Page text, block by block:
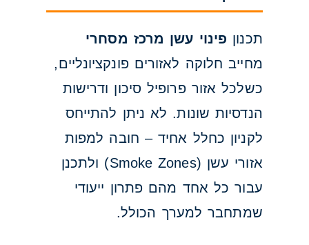
תכנון פינוי עשן מרכז מסחרי
מחייב חלוקה לאזורים פונקציונליים,
כשלכל אזור פרופיל סיכון ודרישות
הנדסיות שונות. לא ניתן להתייחס
לקניון כחלל אחיד – חובה למפות
אזורי עשן (Smoke Zones) ולתכנן
עבור כל אחד מהם פתרון ייעודי
שמתחבר למערך הכולל.